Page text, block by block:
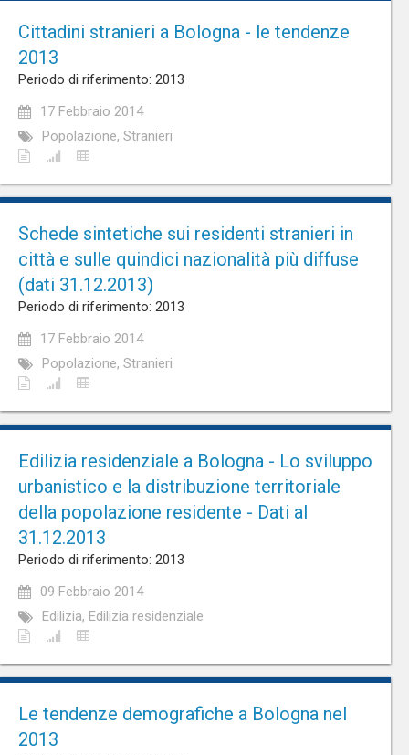
Cittadini stranieri a Bologna - le tendenze
2013
Periodo di riferimento: 2013
17 Febbraio 2014
Popolazione, Stranieri
Schede sintetiche sui residenti stranieri in
città e sulle quindici nazionalità più diffuse
(dati 31.12.2013)
Periodo di riferimento: 2013
17 Febbraio 2014
Popolazione, Stranieri
Edilizia residenziale a Bologna - Lo sviluppo
urbanistico e la distribuzione territoriale
della popolazione residente - Dati al
31.12.2013
Periodo di riferimento: 2013
09 Febbraio 2014
Edilizia, Edilizia residenziale
Le tendenze demografiche a Bologna nel
2013